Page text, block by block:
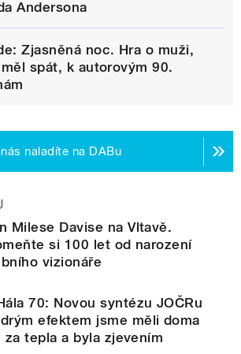
Andersona
Zjasněná noc. Hra o muži,
spát, k autorovým 90.
naladíte na DABu
Milese Davise na Vltavě.
si 100 let od narození
vizionáře
70: Novou syntézu JOČRu
efektem jsme měli doma
za tepla a byla zjevením